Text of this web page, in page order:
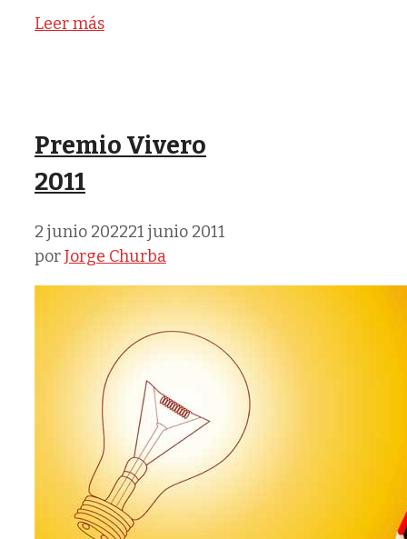
Leer más
Premio Vivero
2011
2 junio 202221 junio 2011
porJorge Churba